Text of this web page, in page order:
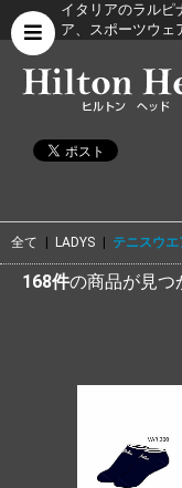
イタリアのラルピ
ア、スポーツウェ
全て LADYS テニスウ
168件の商品が見つ